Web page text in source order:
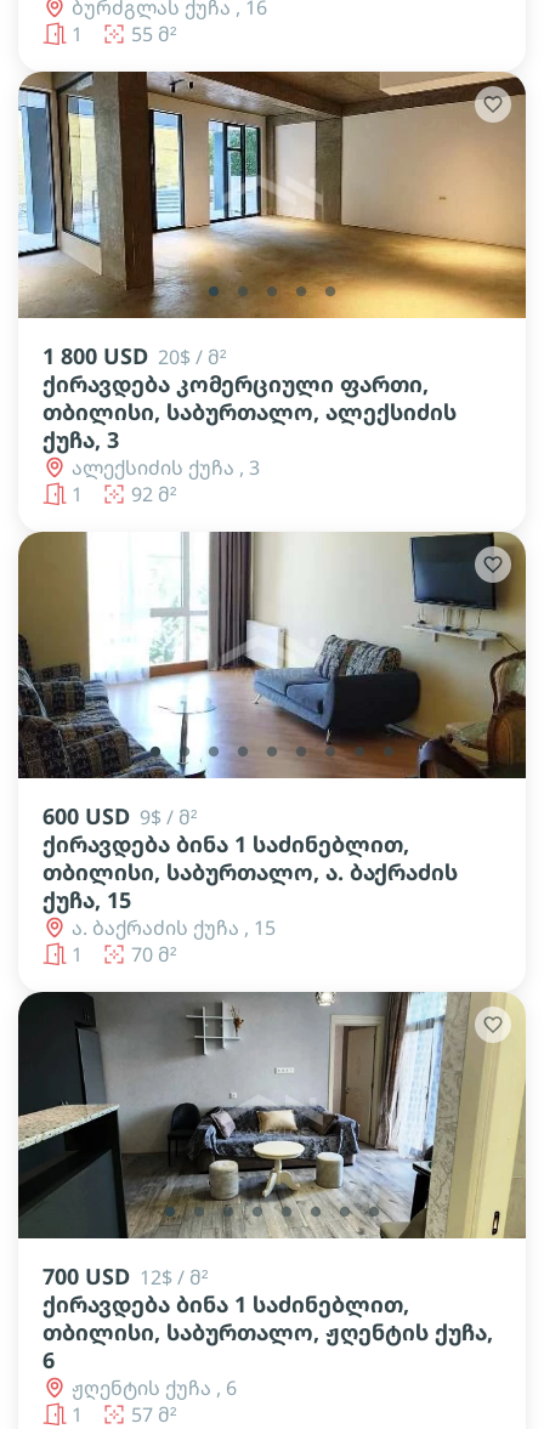
ბურძგლას ქუჩა , 16
1
55 მ²
lens lens lens lens lens
1 800 USD 20$ / მ²
ქირავდება კომერციული ფართი,
თბილისი, საბურთალო, ალექსიძის
ქუჩა, 3
ალექსიძის ქუჩა , 3
1
92 მ²
lens lens lens lens lens lens lens lens lens
600 USD 9$ / მ²
ქირავდება ბინა 1 საძინებლით,
თბილისი, საბურთალო, ა. ბაქრაძის
ქუჩა, 15
ა. ბაქრაძის ქუჩა , 15
1
70 მ²
lens lens lens lens lens lens lens lens
700 USD 12$ / მ²
ქირავდება ბინა 1 საძინებლით,
თბილისი, საბურთალო, ჟღენტის ქუჩა,
6
ჟღენტის ქუჩა , 6
1
57 მ²